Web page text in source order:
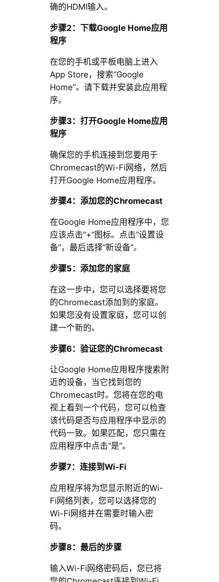
确的HDMI输入。
步骤2：下载Google Home应用
程序
在您的手机或平板电脑上进入
App Store，搜索“Google
Home”。请下载并安装此应用程
序。
步骤3：打开Google Home应用
程序
确保您的手机连接到您要用于
Chromecast的Wi-Fi网络，然后
打开Google Home应用程序。
步骤4：添加您的Chromecast
在Google Home应用程序中，您
应该点击“+”图标。点击“设置设
备”，最后选择“新设备”。
步骤5：添加您的家庭
在这一步中，您可以选择要将您
的Chromecast添加到的家庭。
如果您没有设置家庭，您可以创
建一个新的。
步骤6：验证您的Chromecast
让Google Home应用程序搜索附
近的设备，当它找到您的
Chromecast时。您将在您的电
视上看到一个代码，您可以检查
该代码是否与应用程序中显示的
代码一致。如果匹配，您只需在
应用程序中点击“是”。
步骤7：连接到Wi-Fi
应用程序将为您显示附近的Wi-
Fi网络列表，您可以选择您的
Wi-Fi网络并在需要时输入密
码。
步骤8：最后的步骤
输入Wi-Fi网络密码后，您已将